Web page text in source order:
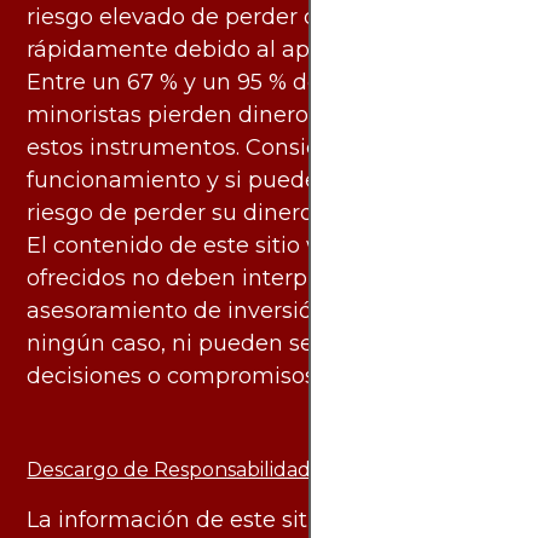
riesgo elevado de perder dinero
rápidamente debido al apalancamiento.
Entre un 67 % y un 95 % de los inversores
minoristas pierden dinero al negociar con
estos instrumentos. Considere si entiende su
funcionamiento y si puede asumir el alto
riesgo de perder su dinero.
El contenido de este sitio web y los servicios
ofrecidos no deben interpretarse como
asesoramiento de inversión ni financiero en
ningún caso, ni pueden servir de base para
decisiones o compromisos de ningún tipo.
Descargo de Responsabilidad:
La información de este sitio web está